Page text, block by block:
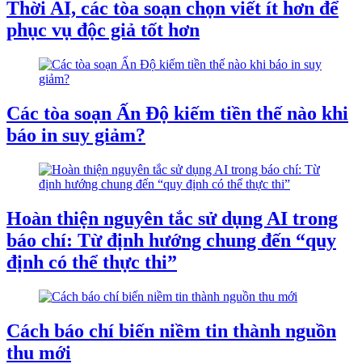
Thời AI, các tòa soạn chọn viết ít hơn để
phục vụ độc giả tốt hơn
Các tòa soạn Ấn Độ kiếm tiền thế nào khi
báo in suy giảm?
Hoàn thiện nguyên tắc sử dụng AI trong
báo chí: Từ định hướng chung đến “quy
định có thể thực thi”
Cách báo chí biến niềm tin thành nguồn
thu mới